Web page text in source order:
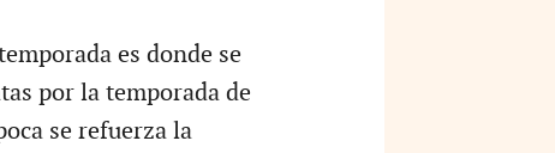
es donde se
por la temporada de
se refuerza la